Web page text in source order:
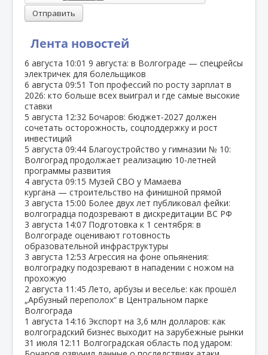
Лента новостей
6 августа 10:01 9 августа: в Волгограде — спецрейсы
электричек для болельщиков
6 августа 09:51 Топ профессий по росту зарплат в
2026: кто больше всех выиграл и где самые высокие
ставки
5 августа 12:32 Бочаров: бюджет‑2027 должен
сочетать осторожность, соцподдержку и рост
инвестиций
5 августа 09:44 Благоустройство у гимназии № 10:
Волгоград продолжает реализацию 10‑летней
программы развития
4 августа 09:15 Музей СВО у Мамаева
кургана — строительство на финишной прямой
3 августа 15:00 Более двух лет публиковал фейки:
волгоградца подозревают в дискредитации ВС РФ
3 августа 14:07 Подготовка к 1 сентября: в
Волгограде оценивают готовность
образовательной инфраструктуры
3 августа 12:53 Агрессия на фоне опьянения:
волгоградку подозревают в нападении с ножом на
прохожую
2 августа 11:45 Лето, арбузы и веселье: как прошёл
„Арбузный переполох“ в Центральном парке
Волгограда
1 августа 14:16 Экспорт на 3,6 млн долларов: как
волгоградский бизнес выходит на зарубежные рынки
31 июля 12:11 Волгоградская область под ударом:
Отправить